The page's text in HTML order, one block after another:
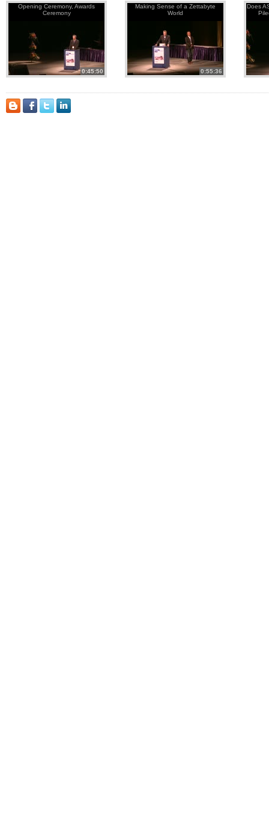
Opening Ceremony, Awards
Ceremony
0:45:50
Making Sense of a Zettabyte
World
0:55:36
Does